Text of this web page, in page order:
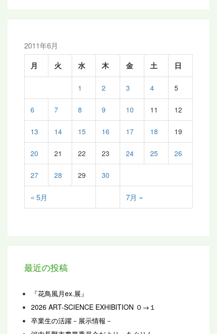
2011年6月
月 火 水 木 金 土 日
« 5月 7月 »
1 2 3 4 5
6 7 8 9 10 11 12
13 14 15 16 17 18 19
20 21 22 23 24 25 26
27 28 29 30
最近の投稿
『花鳥風月ex.展』
2026 ART-SCIENCE EXHIBITION ０→１
卒業生の活躍－展示情報－